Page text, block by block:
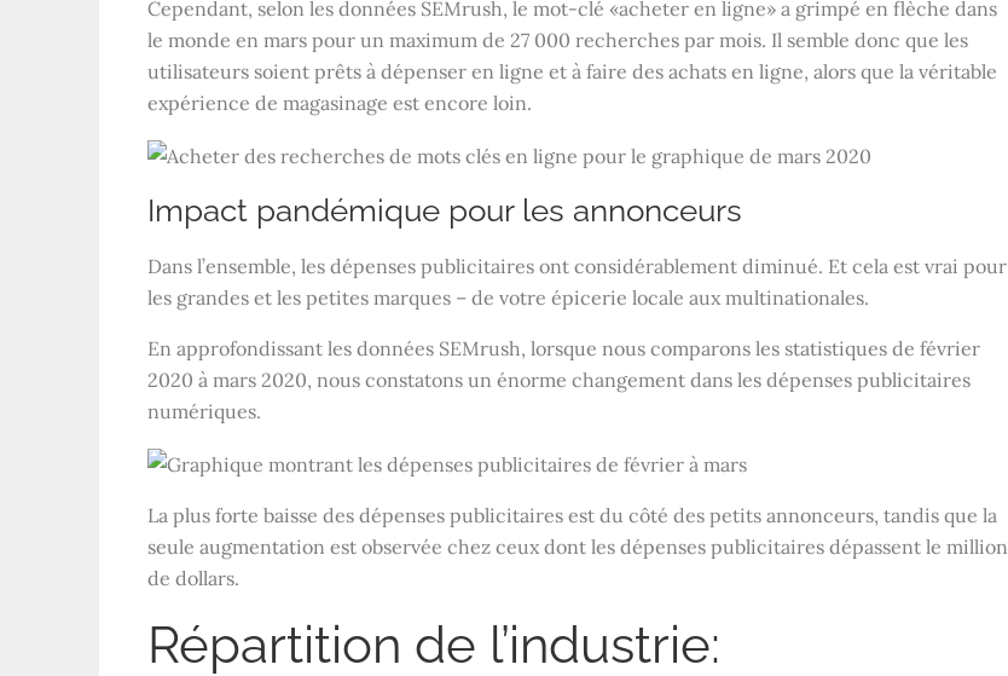
Cependant, selon les données SEMrush, le mot-clé «acheter en ligne» a grimpé en flèche dans
le monde en mars pour un maximum de 27 000 recherches par mois. Il semble donc que les
utilisateurs soient prêts à dépenser en ligne et à faire des achats en ligne, alors que la véritable
expérience de magasinage est encore loin.
Impact pandémique pour les annonceurs
Dans l’ensemble, les dépenses publicitaires ont considérablement diminué. Et cela est vrai pour
les grandes et les petites marques – de votre épicerie locale aux multinationales.
En approfondissant les données SEMrush, lorsque nous comparons les statistiques de février
2020 à mars 2020, nous constatons un énorme changement dans les dépenses publicitaires
numériques.
La plus forte baisse des dépenses publicitaires est du côté des petits annonceurs, tandis que la
seule augmentation est observée chez ceux dont les dépenses publicitaires dépassent le million
de dollars.
Répartition de l’industrie: